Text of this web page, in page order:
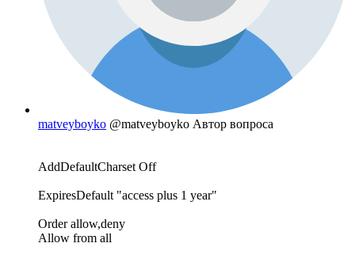
matveyboyko @matveyboyko Автор вопроса
AddDefaultCharset Off
ExpiresDefault "access plus 1 year"
Order allow,deny
Allow from all